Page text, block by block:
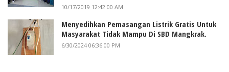
10/17/2019 12:42:00 AM
Menyedihkan Pemasangan Listrik Gratis Untuk
Masyarakat Tidak Mampu Di SBD Mangkrak.
6/30/2024 06:36:00 PM